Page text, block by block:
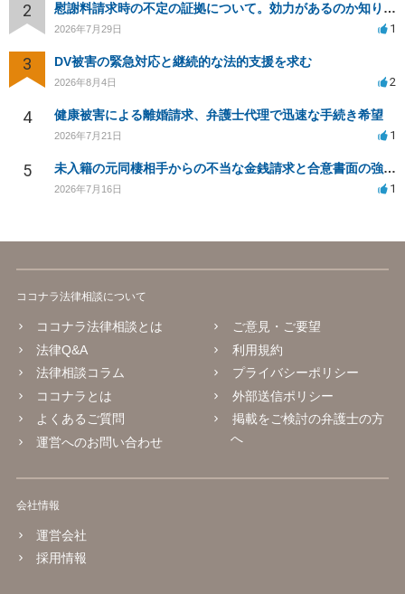
2 慰謝料請求時の不定の証拠について。効力があるのか知りたい。
2026年7月29日 1
3 DV被害の緊急対応と継続的な法的支援を求む
2026年8月4日 2
4 健康被害による離婚請求、弁護士代理で迅速な手続き希望
2026年7月21日 1
5 未入籍の元同棲相手からの不当な金銭請求と合意書面の強要について
2026年7月16日 1
ココナラ法律相談について
ココナラ法律相談とは
法律Q&A
法律相談コラム
ココナラとは
よくあるご質問
運営へのお問い合わせ
ご意見・ご要望
利用規約
プライバシーポリシー
外部送信ポリシー
掲載をご検討の弁護士の方
へ
会社情報
運営会社
採用情報